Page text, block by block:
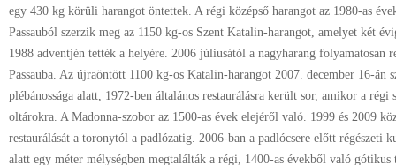
egy 430 kg körüli harangot öntettek. A régi középső harangot az 1980-as
Passauból szerzik meg az 1150 kg-os Szent Katalin-harangot, amelyet két
1988 adventjén tették a helyére. 2006 júliusától a nagyharang folyamatosan
Passauba. Az újraöntött 1100 kg-os Katalin-harangot 2007. december 16-án
plébánossága alatt, 1972-ben általános restaurálásra került sor, amikor a régi
oltárokra. A Madonna-szobor az 1500-as évek elejéről való. 1999 és 2009
restaurálását a toronytól a padlózatig. 2006-ban a padlócsere előtt régészeti
alatt egy méter mélységben megtalálták a régi, 1400-as évekből való